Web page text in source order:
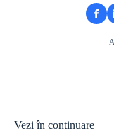
Vezi în continuare